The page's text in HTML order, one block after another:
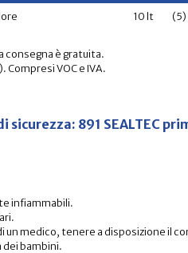
10 lt (5)
consegna è gratuita.
Compresi VOC e IVA.
sicurezza: 891 SEALTEC
infiammabili.
un medico, tenere a disposizione
dei bambini.